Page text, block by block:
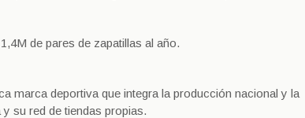
de pares de zapatillas al año.
marca deportiva que integra la producción nacional y la
su red de tiendas propias.